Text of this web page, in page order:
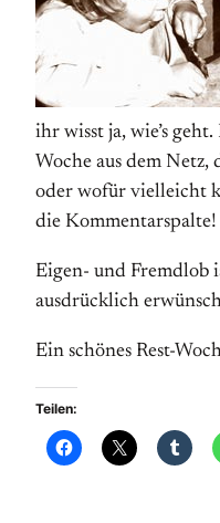
ihr wisst ja, wie’s
Woche aus dem Netz,
oder wofür vielleicht
die Kommentarspalte!
Eigen- und Fremdlob
ausdrücklich
Ein schönes Rest-
Teilen: